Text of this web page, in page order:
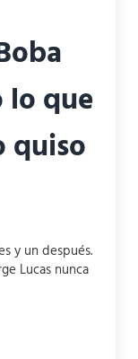
lo que
quiso
y un después.
Lucas nunca
de Boba Fett: